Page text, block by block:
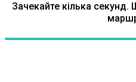
Зачекайте кілька